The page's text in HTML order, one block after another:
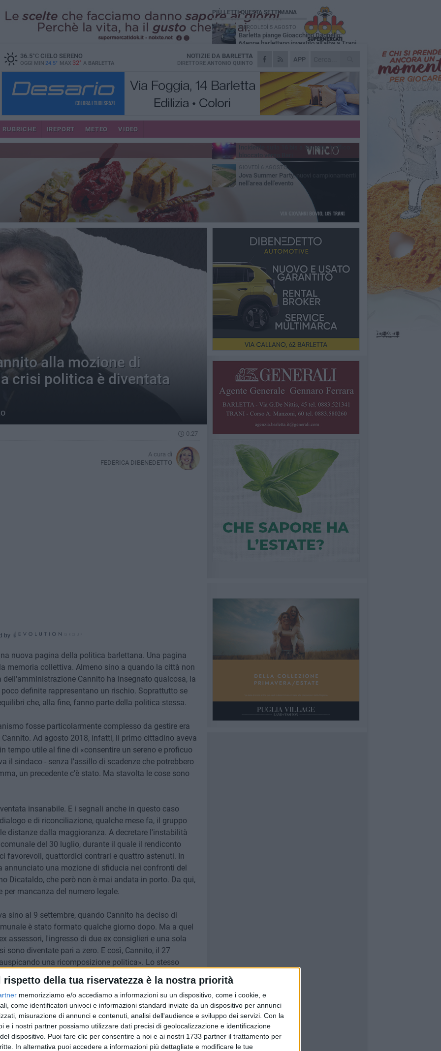
rispetto della tua riservatezza è la nostra priorità
memorizziamo e/o accediamo a informazioni su un dispositivo, come i cookie, e
come identificatori univoci e informazioni standard inviate da un dispositivo per annunci
misurazione di annunci e contenuti, analisi dell'audience e sviluppo dei servizi. Con la
e i nostri partner possiamo utilizzare dati precisi di geolocalizzazione e identificazione
dispositivo. Puoi fare clic per consentire a noi e ai nostri 1733 partner il trattamento per
In alternativa puoi accedere a informazioni più dettagliate e modificare le tue
36.5°CCIELO SERENO
OGGI MIN 24.5° MAX 32° A BARLETTA
APP
NOTIZIE DA BARLETTA
DIRETTORE ANTONIO QUINTO
RUBRICHE IREPORT METEO VIDEO
alla mozione di
crisi politica è diventata
0.27
A cura di
FEDERICA DIBENEDETTO
by
nuova pagina della politica barlettana. Una pagina
memoria collettiva. Almeno sino a quando la città non
dell'amministrazione Cannito ha insegnato qualcosa, la
definite rappresentano un rischio. Soprattutto se
che, alla fine, fanno parte della politica stessa.
fosse particolarmente complesso da gestire era
Ad agosto 2018, infatti, il primo cittadino aveva
tempo utile al fine di «consentire un sereno e proficuo
il sindaco - senza l'assillo di scadenze che potrebbero
un precedente c'è stato. Ma stavolta le cose sono
insanabile. E i segnali anche in questo caso
e di riconciliazione, qualche mese fa, il gruppo
distanze dalla maggioranza. A decretare l'instabilità
del 30 luglio, durante il quale il rendiconto
favorevoli, quattordici contrari e quattro astenuti. In
annunciato una mozione di sfiducia nei confronti del
Dicataldo, che però non è mai andata in porto. Da qui,
mancanza del numero legale.
sino al 9 settembre, quando Cannito ha deciso di
è stato formato qualche giorno dopo. Ma a quel
assessori, l'ingresso di due ex consiglieri e una sola
sono diventate pari a zero. E così, Cannito, il 27
una ricomposizione politica». Lo stesso
su iniziativa dei consiglieri di Coalizione Civica,
ha continuato a provarle tutte. Chiedendo persino
maggioranza di centrosinistra visto che quella di
però, si è rivelata un'arma a doppio taglio. Perché,
ha contribuito a creare malumori nel centrodestra
PIÙ LETTI QUESTA SETTIMANA
MERCOLEDÌ 5 AGOSTO
Barletta piange Gioacchino Dagnello:
64enne barlettano investito all'alba a Trani
GIOVEDÌ 6 AGOSTO
Il ricordo di "Cecco", il benzinaio col
sorriso: «Contava i giorni che lo
separavano dalla pensione»
MERCOLEDÌ 5 AGOSTO
Jova Summer Party, giovedì mattina
sopralluogo nell'area dell'evento
DOMENICA 2 AGOSTO
Beni confiscati alla mafia. Nasce il servizio
VENERDÌ 7 AGOSTO
Incidente sulla 16 bis a Barletta, traffico
GIOVEDÌ 6 AGOSTO
Jova Summer Party, nuovi campionamenti
nell'area dell'evento